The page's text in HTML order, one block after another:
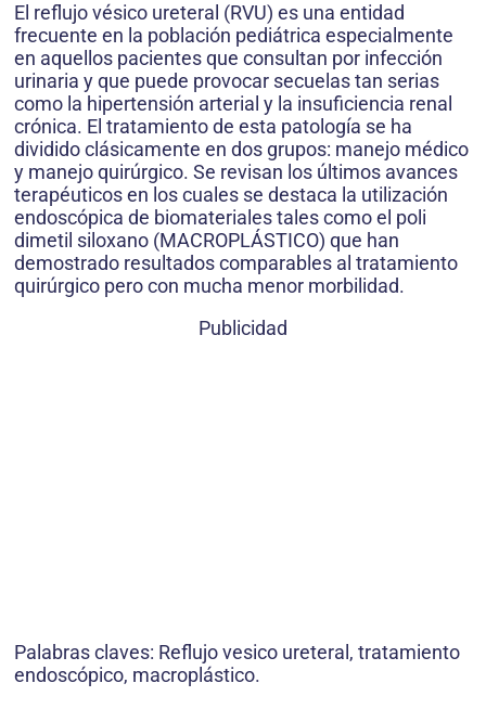
El reflujo vésico ureteral (RVU) es una entidad
frecuente en la población pediátrica especialmente
en aquellos pacientes que consultan por infección
urinaria y que puede provocar secuelas tan serias
como la hipertensión arterial y la insuficiencia renal
crónica. El tratamiento de esta patología se ha
dividido clásicamente en dos grupos: manejo médico
y manejo quirúrgico. Se revisan los últimos avances
terapéuticos en los cuales se destaca la utilización
endoscópica de biomateriales tales como el poli
dimetil siloxano (MACROPLÁSTICO) que han
demostrado resultados comparables al tratamiento
quirúrgico pero con mucha menor morbilidad.
Publicidad
Palabras claves: Reflujo vesico ureteral, tratamiento
endoscópico, macroplástico.